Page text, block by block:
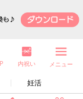
妊活
内祝い メニュー